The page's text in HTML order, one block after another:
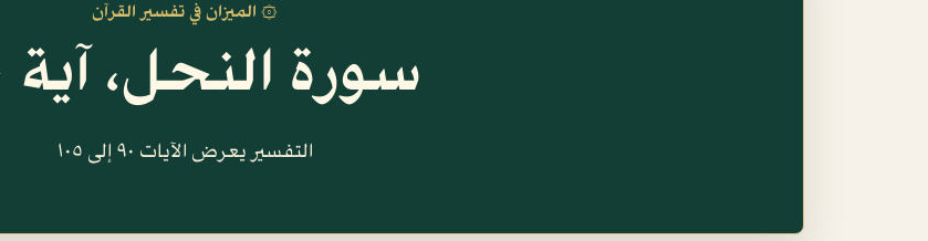
۞ الميزان في تفسير القرآن
سورة النحل، آية ٩٠
التفسير يعرض الآيات ٩٠ إلى ١٠٥